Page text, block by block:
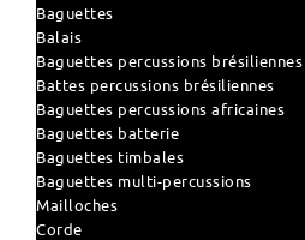
Baguettes
Balais
Baguettes percussions brésiliennes
Battes percussions brésiliennes
Baguettes percussions africaines
Baguettes batterie
Baguettes timbales
Baguettes multi-percussions
Mailloches
Corde